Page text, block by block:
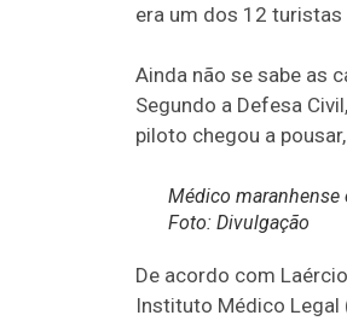
era um dos 12 turistas
Ainda não se sabe as
Segundo a Defesa
piloto chegou a
Médico maranhense
Foto: Divulgação
De acordo com
Instituto Médico Legal